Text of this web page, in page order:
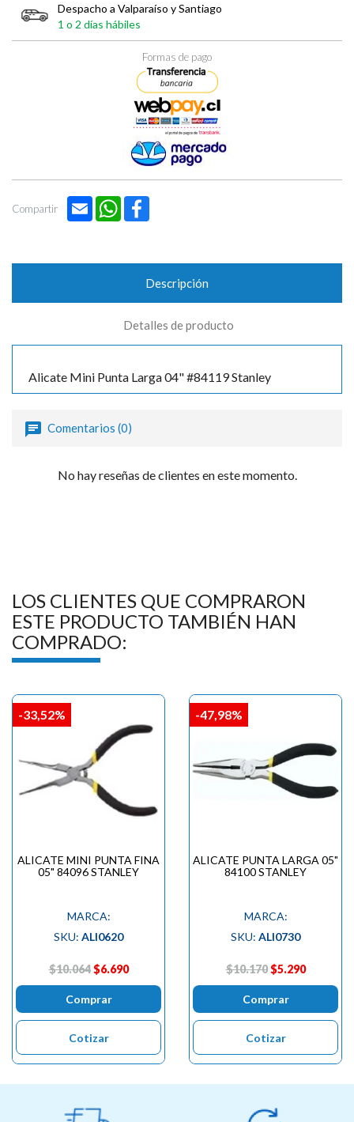
Despacho a Valparaíso y Santiago
1 o 2 días hábiles
Formas de pago
Compartir Email WhatsApp
Descripción
Detalles de producto
Alicate Mini Punta Larga 04" #84119 Stanley
Comentarios (0)
No hay reseñas de clientes en este momento.
LOS CLIENTES QUE COMPRARON
ESTE PRODUCTO TAMBIÉN HAN
COMPRADO:
ALICATE MINI PUNTA FINA
05" 84096 STANLEY
MARCA:
SKU: ALI0620
$10.064 $6.690
Comprar
Cotizar
-33,52%
ALICATE PUNTA LARGA 05"
84100 STANLEY
MARCA:
SKU: ALI0730
$10.170 $5.290
Comprar
Cotizar
-47,98%